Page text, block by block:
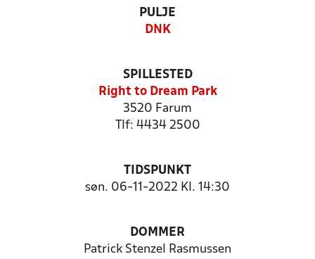
PULJE
DNK
SPILLESTED
Right to Dream Park
3520 Farum
Tlf: 4434 2500
TIDSPUNKT
søn. 06-11-2022 Kl. 14:30
DOMMER
Patrick Stenzel Rasmussen